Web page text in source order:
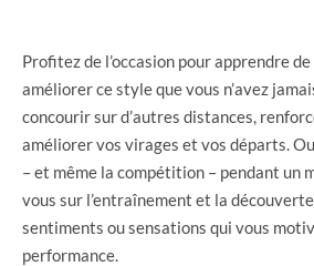
Profitez de l’occasion pour apprendre de
améliorer ce style que vous n’avez
concourir sur d’autres distances,
améliorer vos virages et vos départs.
– et même la compétition – pendant un
vous sur l’entraînement et la
sentiments ou sensations qui vous
performance.